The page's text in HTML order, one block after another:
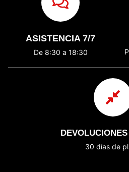
ASISTENCIA 7/7
De 8:30 a 18:30
30 días de